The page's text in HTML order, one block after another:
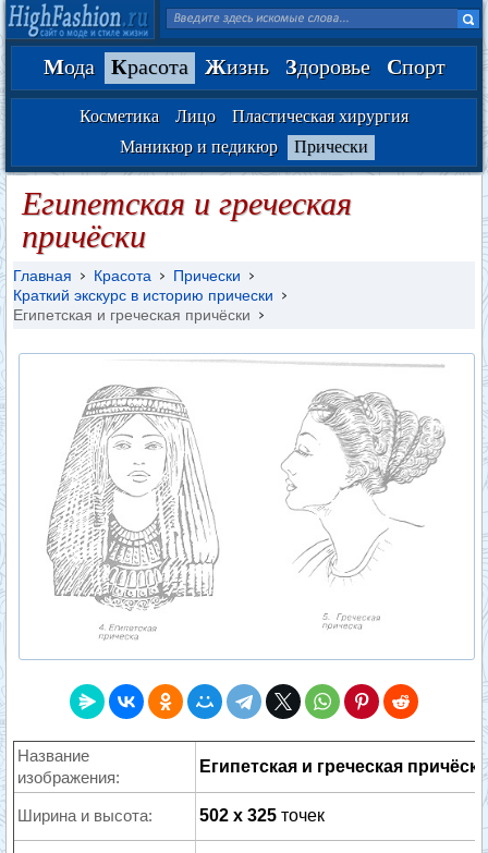
Мода Красота Жизнь Здоровье Спорт
Косметика Лицо
Пластическая хирургия
Маникюр и педикюр
Прически
Египетская и греческая
причёски
Главная Красота
Прически
Краткий экскурс в историю прически
Египетская и греческая причёски
Название
изображения:
Египетская и греческая причёски
Ширина и высота: 502 x 325 точек